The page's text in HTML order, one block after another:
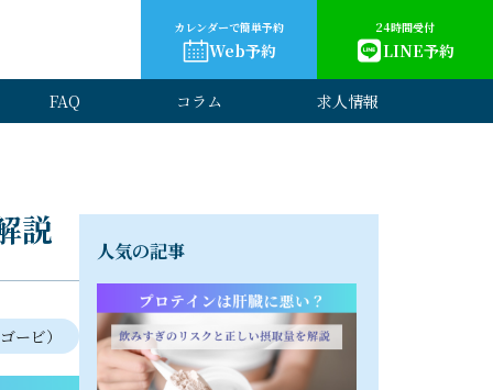
FAQ コラム 求人情報
説
ービ）
人気の記事
カレンダーで簡単予約
Web予約
24時間受付
LINE予約